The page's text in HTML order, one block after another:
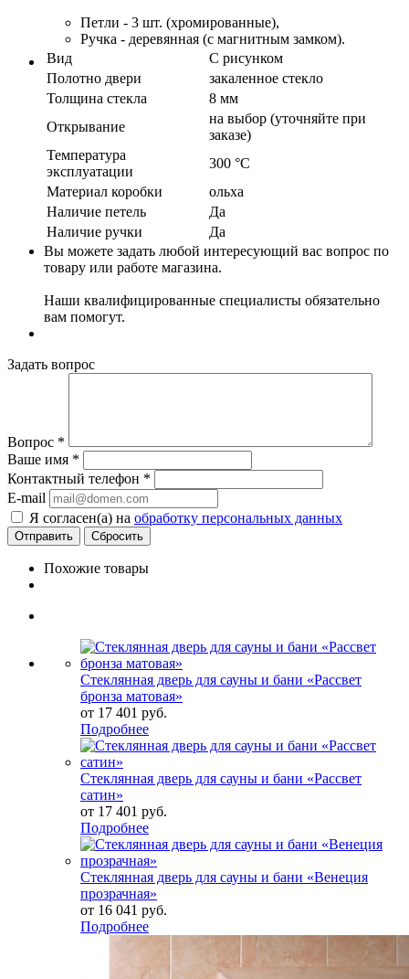
Петли - 3 шт. (хромированные),
Ручка - деревянная (с магнитным замком).
Вид
С рисунком
Полотно двери
закаленное стекло
Толщина стекла
8 мм
Открывание
на выбор (уточняйте при
заказе)
Температура
эксплуатации
300 °C
Материал коробки
ольха
Наличие петель
Да
Наличие ручки
Да
Вы можете задать любой интересующий вас вопрос по
товару или работе магазина.
Наши квалифицированные специалисты обязательно
вам помогут.
Задать вопрос
Вопрос *
Ваше имя *
Контактный телефон *
E-mail
Я согласен(а) на обработку персональных данных
Сбросить
Похожие товары
Стеклянная дверь для сауны и бани «Рассвет
бронза матовая»
от 17 401 руб.
Подробнее
Стеклянная дверь для сауны и бани «Рассвет
сатин»
от 17 401 руб.
Подробнее
Стеклянная дверь для сауны и бани «Венеция
прозрачная»
от 16 041 руб.
Подробнее